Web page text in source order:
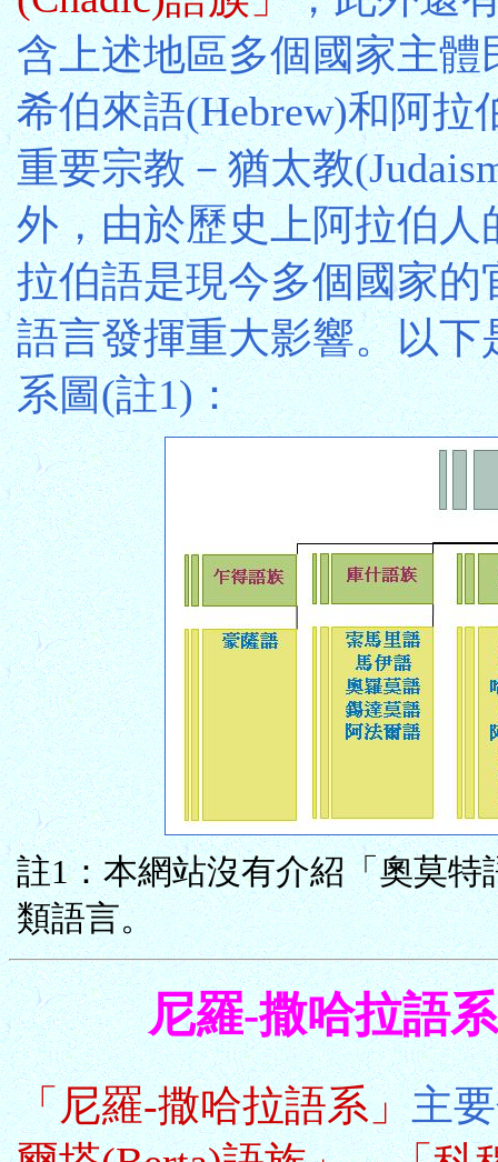
含上述地區多個國家主
希伯來語(Hebrew)和阿
重要宗教－猶太教
外，由於歷史上阿拉伯
拉伯語是現今多個國家
語言發揮重大影響。以
系圖(註1)：
註1：本網站沒有介紹「奧莫
類語言。
尼羅-撒哈拉語
「尼羅-撒哈拉語系」主